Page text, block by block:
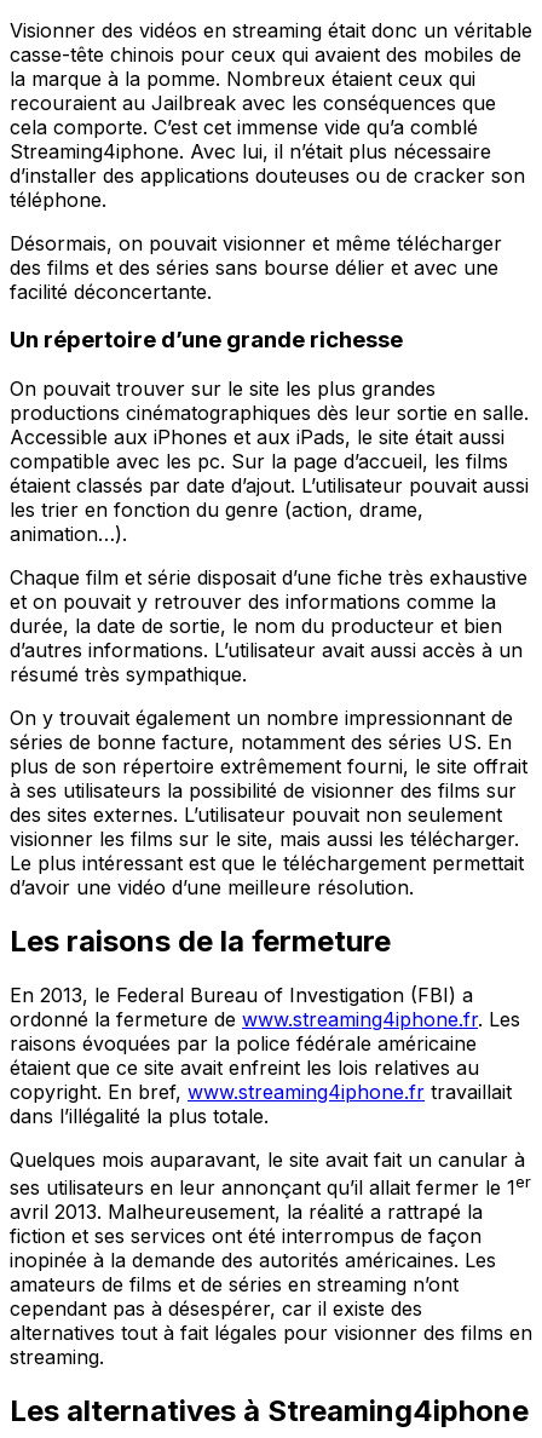
Visionner des vidéos en streaming était donc un véritable
casse-tête chinois pour ceux qui avaient des mobiles de
la marque à la pomme. Nombreux étaient ceux qui
recouraient au Jailbreak avec les conséquences que
cela comporte. C’est cet immense vide qu’a comblé
Streaming4iphone. Avec lui, il n’était plus nécessaire
d’installer des applications douteuses ou de cracker son
téléphone.
Désormais, on pouvait visionner et même télécharger
des films et des séries sans bourse délier et avec une
facilité déconcertante.
Un répertoire d’une grande richesse
On pouvait trouver sur le site les plus grandes
productions cinématographiques dès leur sortie en salle.
Accessible aux iPhones et aux iPads, le site était aussi
compatible avec les pc. Sur la page d’accueil, les films
étaient classés par date d’ajout. L’utilisateur pouvait aussi
les trier en fonction du genre (action, drame,
animation…).
Chaque film et série disposait d’une fiche très exhaustive
et on pouvait y retrouver des informations comme la
durée, la date de sortie, le nom du producteur et bien
d’autres informations. L’utilisateur avait aussi accès à un
résumé très sympathique.
On y trouvait également un nombre impressionnant de
séries de bonne facture, notamment des séries US. En
plus de son répertoire extrêmement fourni, le site offrait
à ses utilisateurs la possibilité de visionner des films sur
des sites externes. L’utilisateur pouvait non seulement
visionner les films sur le site, mais aussi les télécharger.
Le plus intéressant est que le téléchargement permettait
d’avoir une vidéo d’une meilleure résolution.
Les raisons de la fermeture
En 2013, le Federal Bureau of Investigation (FBI) a
ordonné la fermeture de www.streaming4iphone.fr. Les
raisons évoquées par la police fédérale américaine
étaient que ce site avait enfreint les lois relatives au
copyright. En bref, www.streaming4iphone.fr travaillait
dans l’illégalité la plus totale.
Quelques mois auparavant, le site avait fait un canular à
ses utilisateurs en leur annonçant qu’il allait fermer le 1er
avril 2013. Malheureusement, la réalité a rattrapé la
fiction et ses services ont été interrompus de façon
inopinée à la demande des autorités américaines. Les
amateurs de films et de séries en streaming n’ont
cependant pas à désespérer, car il existe des
alternatives tout à fait légales pour visionner des films en
streaming.
Les alternatives à Streaming4iphone